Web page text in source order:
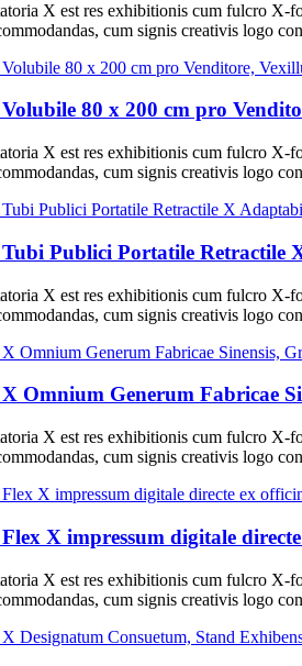
X est res exhibitionis cum fulcro X-
cum signis creativis logo
80 x 200 cm pro
X est res exhibitionis cum fulcro X-
cum signis creativis logo
Publici Portatile Retractile
X est res exhibitionis cum fulcro X-
cum signis creativis logo
Omnium Generum Fabricae
X est res exhibitionis cum fulcro X-
cum signis creativis logo
X impressum digitale
X est res exhibitionis cum fulcro X-
cum signis creativis logo